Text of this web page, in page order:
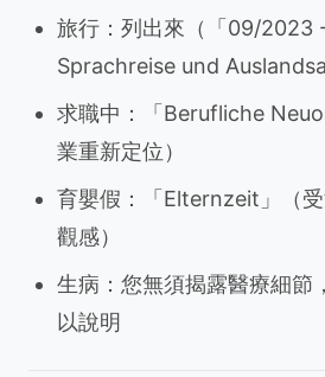
旅行：列出來（「09/2023
Sprachreise und
求職中：「Berufliche
業重新定位）
育嬰假：「Elternzeit」（
觀感）
生病：您無須揭露醫療細節
以說明